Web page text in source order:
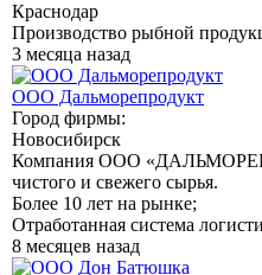
Краснодар
Производство рыбной
3 месяца назад
ООО Дальморепродукт
Город фирмы:
Новосибирск
Компания ООО
чистого и свежего сырья.
Более 10 лет на рынке;
Отработанная система
8 месяцев назад